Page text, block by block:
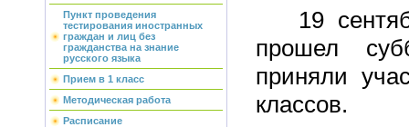
Пункт проведения
тестирования иностранных
граждан и лиц без
гражданства на знание
русского языка
Прием в 1 класс
Методическая работа
Расписание
19
прошел
приняли
классов.